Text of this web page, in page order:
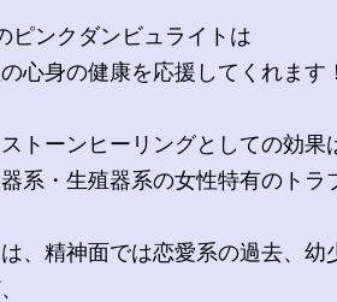
ピンクダンビュライトは
心身の健康を応援してくれます
トーンヒーリングとしての効果
系・生殖器系の女性特有のトラ
は、精神面では恋愛系の過去、幼